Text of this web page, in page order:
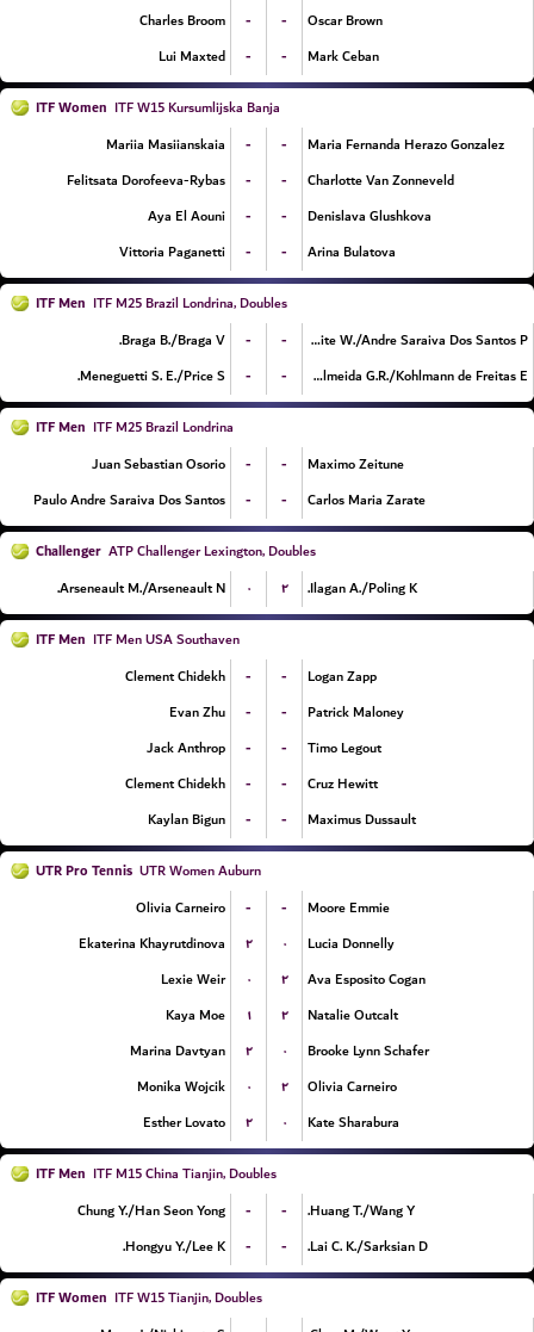
Charles Broom - -
Oscar Brown
Lui Maxted
- - Mark Ceban
ITF Women ITF W15 Kursumlijska Banja
Mariia Masiianskaia
- -
Maria Fernanda Herazo Gonzalez
Felitsata Dorofeeva-Rybas
- -
Charlotte Van Zonneveld
Aya El Aouni
- -
Denislava Glushkova
Vittoria Paganetti
- - Arina Bulatova
ITF Men ITF M25 Brazil Londrina, Doubles
Braga B./Braga V.
- -
Leite W./Andre Saraiva Dos Santos P.
Meneguetti S. E./Price S.
- - de Almeida G.R./Kohlmann de Freitas E.
ITF Men ITF M25 Brazil Londrina
Juan Sebastian Osorio
- -
Maximo Zeitune
Paulo Andre Saraiva Dos Santos
- - Carlos Maria Zarate
Challenger ATP Challenger Lexington, Doubles
Arseneault M./Arseneault N.
۰ ۲ Ilagan A./Poling K.
ITF Men ITF Men USA Southaven
Clement Chidekh
- -
Logan Zapp
Evan Zhu
- -
Patrick Maloney
Jack Anthrop
- -
Timo Legout
Clement Chidekh
- -
Cruz Hewitt
Kaylan Bigun
- - Maximus Dussault
UTR Pro Tennis UTR Women Auburn
Olivia Carneiro
- -
Moore Emmie
Ekaterina Khayrutdinova
۲ ۰
Lucia Donnelly
Lexie Weir
۰ ۲
Ava Esposito Cogan
Kaya Moe
۱ ۲
Natalie Outcalt
Marina Davtyan
۲ ۰
Brooke Lynn Schafer
Monika Wojcik
۰ ۲
Olivia Carneiro
Esther Lovato
۲ ۰ Kate Sharabura
ITF Men ITF M15 China Tianjin, Doubles
Chung Y./Han Seon Yong
- -
Huang T./Wang Y.
Hongyu Y./Lee K.
- - Lai C. K./Sarksian D.
ITF Women ITF W15 Tianjin, Doubles